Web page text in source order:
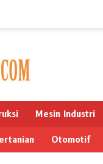
Mesin Industri
Otomotif